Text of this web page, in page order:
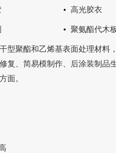
高光胶衣
聚氨酯代木
型聚酯和乙烯基表面处理材料
复、简易模制作、后涂装制品
面。